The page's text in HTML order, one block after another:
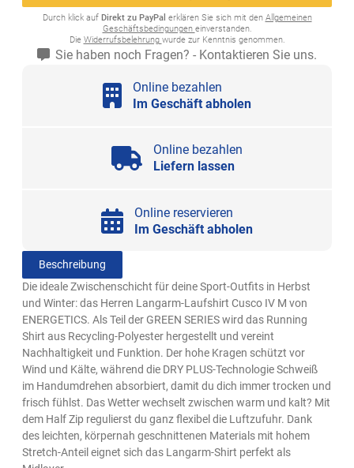
Durch klick auf Direkt zu PayPal erklären Sie sich mit den Allgemeinen
Geschäftsbedingungen einverstanden.
Die Widerrufsbelehrung wurde zur Kenntnis genommen.
Sie haben noch Fragen? - Kontaktieren Sie uns.
Online bezahlen
Im Geschäft abholen
Online bezahlen
Liefern lassen
Online reservieren
Im Geschäft abholen
Beschreibung
Die ideale Zwischenschicht für deine Sport-Outfits in Herbst
und Winter: das Herren Langarm-Laufshirt Cusco IV M von
ENERGETICS. Als Teil der GREEN SERIES wird das Running
Shirt aus Recycling-Polyester hergestellt und vereint
Nachhaltigkeit und Funktion. Der hohe Kragen schützt vor
Wind und Kälte, während die DRY PLUS-Technologie Schweiß
im Handumdrehen absorbiert, damit du dich immer trocken und
frisch fühlst. Das Wetter wechselt zwischen warm und kalt? Mit
dem Half Zip regulierst du ganz flexibel die Luftzufuhr. Dank
des leichten, körpernah geschnittenen Materials mit hohem
Stretch-Anteil eignet sich das Langarm-Shirt perfekt als